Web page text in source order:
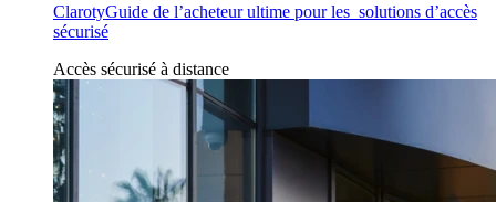
ClarotyGuide de l’acheteur ultime pour les solutions d’accès
sécurisé
Accès sécurisé à distance